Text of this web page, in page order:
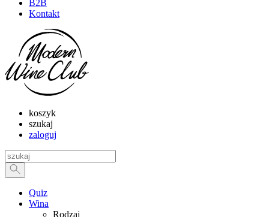
B2B
Kontakt
koszyk
szukaj
zaloguj
Quiz
Wina
Rodzaj